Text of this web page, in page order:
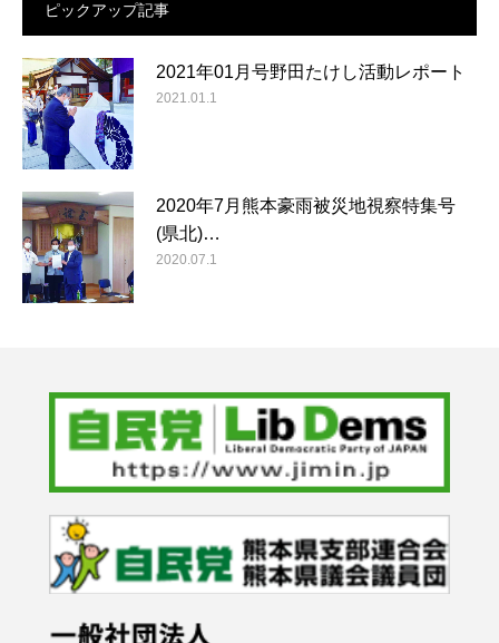
ピックアップ記事
2021年01月号野田たけし活動レポート
2021.01.1
2020年7月熊本豪雨被災地視察特集号
(県北)…
2020.07.1